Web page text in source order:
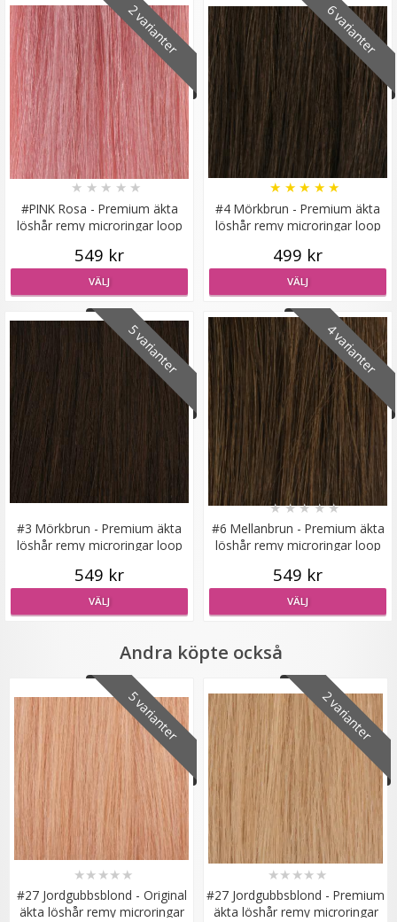
29 kr
129 kr
LÄGG I VARUKORG
#613 Ljusblond - Original äkta löshår remy nagelslingor
189 kr
VÄLJ
Hårklämma rosett - Rosa
★★★ ★★
19 kr
LÄGG I VARUKORG
2 varianter
#PINK Rosa - Premium äkta
löshår remy microringar loop
★ ★ ★ ★ ★
549 kr
VÄLJ
6 varianter
#4 Mörkbrun - Premium äkta
löshår remy microringar loop
★ ★ ★ ★ ★
499 kr
VÄLJ
5 varianter
#3 Mörkbrun - Premium äkta
löshår remy microringar loop
549 kr
VÄLJ
4 varianter
#6 Mellanbrun - Premium äkta
löshår remy microringar loop
★★★★★
549 kr
VÄLJ
Andra köpte också
5 varianter
#27 Jordgubbsblond - Original
äkta löshår remy microringar
★★ ★★ ★
2 varianter
#27 Jordgubbsblond - Premium
äkta löshår remy microringar
★★ ★★ ★